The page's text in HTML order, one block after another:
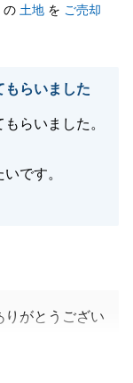
の 土地 を ご売却
もらいました
らいました。
です。
りがとうござい